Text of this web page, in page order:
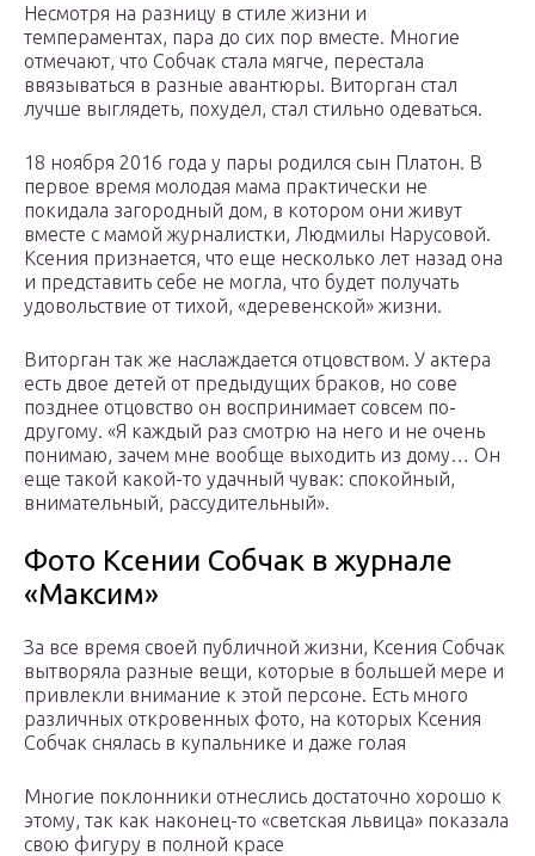
Несмотря на разницу в стиле жизни и
темпераментах, пара до сих пор вместе. Многие
отмечают, что Собчак стала мягче, перестала
ввязываться в разные авантюры. Виторган стал
лучше выглядеть, похудел, стал стильно одеваться.
18 ноября 2016 года у пары родился сын Платон. В
первое время молодая мама практически не
покидала загородный дом, в котором они живут
вместе с мамой журналистки, Людмилы Нарусовой.
Ксения признается, что еще несколько лет назад она
и представить себе не могла, что будет получать
удовольствие от тихой, «деревенской» жизни.
Виторган так же наслаждается отцовством. У актера
есть двое детей от предыдущих браков, но сове
позднее отцовство он воспринимает совсем по-
другому. «Я каждый раз смотрю на него и не очень
понимаю, зачем мне вообще выходить из дому… Он
еще такой какой-то удачный чувак: спокойный,
внимательный, рассудительный».
Фото Ксении Собчак в журнале
«Максим»
За все время своей публичной жизни, Ксения Собчак
вытворяла разные вещи, которые в большей мере и
привлекли внимание к этой персоне. Есть много
различных откровенных фото, на которых Ксения
Собчак снялась в купальнике и даже голая
Многие поклонники отнеслись достаточно хорошо к
этому, так как наконец-то «светская львица» показала
свою фигуру в полной красе